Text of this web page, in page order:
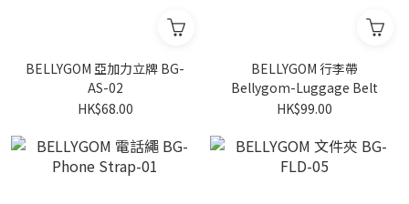
BELLYGOM 亞加力立牌 BG-
AS-02
HK$68.00
BELLYGOM 行李帶
Bellygom-Luggage Belt
HK$99.00